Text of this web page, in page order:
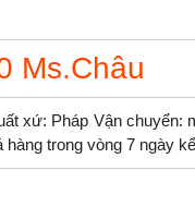
Ms.Châu
xứ: Pháp Vận chuyển:
trong vòng 7 ngày